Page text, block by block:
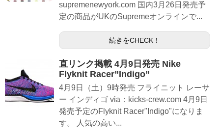
supremenewyork.com 国内3月26日発売予
定の商品がUKのSupremeオンラインで...
続きをCHECK！
直リンク掲載 4月9日発売 Nike
Flyknit Racer”Indigo”
4月9日（土）9時発売 フライニット レーサ
ー インディゴ via：kicks-crew.com 4月9日
発売予定のFlyknit Racer"Indigo"になりま
す。 人気の高い...